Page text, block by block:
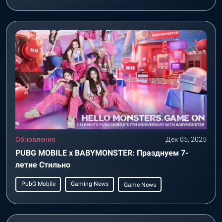
Обновления Дек 05, 2025
PUBG MOBILE x BABYMONSTER: Празднуем 7-
летие Стильно
PubG Mobile Gaming News Game News